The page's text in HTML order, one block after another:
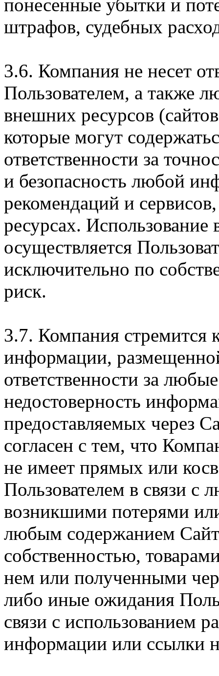
понесенные убытки и
штрафов, судебных
3.6. Компания не несет
Пользователем, а также
внешних ресурсов
которые могут
ответственности за
и безопасность любой
рекомендаций и
ресурсах.
осуществляется
исключительно по
риск.
3.7. Компания стремится
информации,
ответственности за
недостоверность
предоставляемых через
согласен с тем, что
не имеет прямых или
Пользователем в связи
возникшими потерями
любым содержанием
собственностью,
нем или полученными
либо иные ожидания
связи с использованием
информации или ссылки